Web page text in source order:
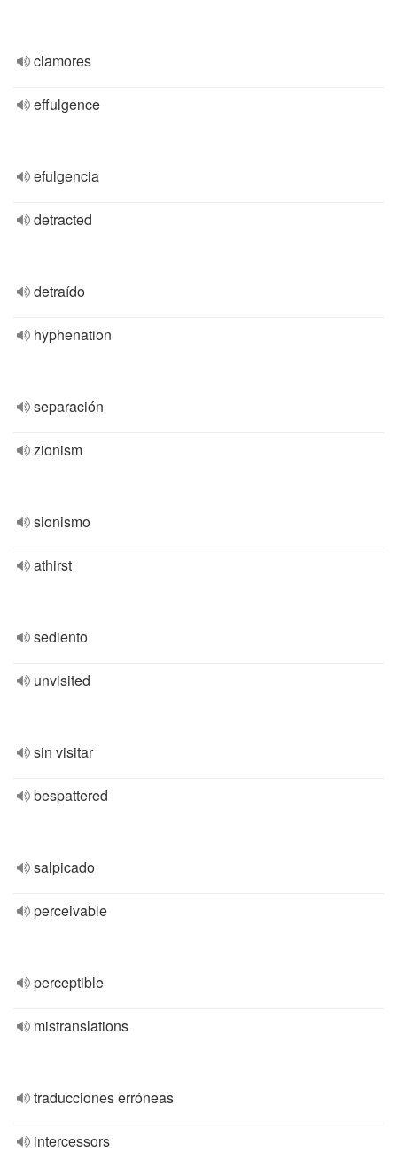
clamores
effulgence
efulgencia
detracted
detraído
hyphenation
separación
zionism
sionismo
athirst
sediento
unvisited
sin visitar
bespattered
salpicado
perceivable
perceptible
mistranslations
traducciones erróneas
intercessors